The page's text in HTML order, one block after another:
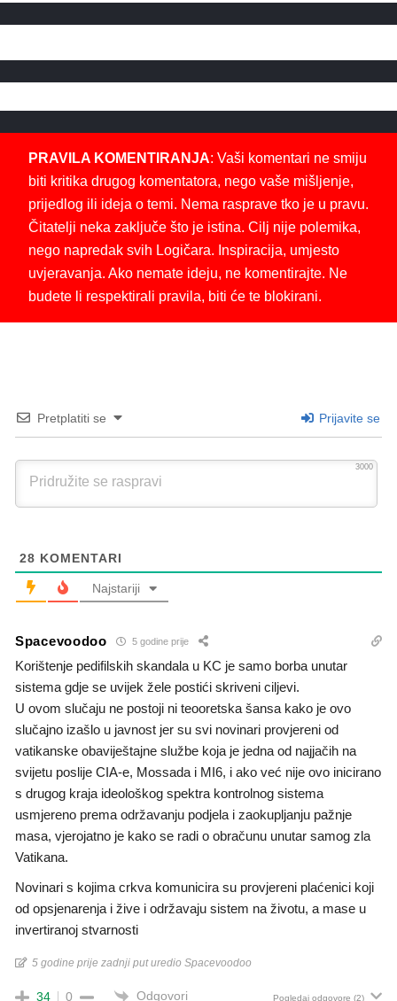
PRAVILA KOMENTIRANJA: Vaši komentari ne smiju
biti kritika drugog komentatora, nego vaše mišljenje,
prijedlog ili ideja o temi. Nema rasprave tko je u pravu.
Čitatelji neka zaključe što je istina. Cilj nije polemika,
nego napredak svih Logičara. Inspiracija, umjesto
uvjeravanja. Ako nemate ideju, ne komentirajte. Ne
budete li respektirali pravila, biti će te blokirani.
Pretplatiti se Prijavite se
3000
28 KOMENTARI
Najstariji
Spacevoodoo 5 godine prije
Korištenje pedifilskih skandala u KC je samo borba unutar
sistema gdje se uvijek žele postići skriveni ciljevi.
U ovom slučaju ne postoji ni teooretska šansa kako je ovo
slučajno izašlo u javnost jer su svi novinari provjereni od
vatikanske obaviještajne službe koja je jedna od najjačih na
svijetu poslije CIA-e, Mossada i MI6, i ako već nije ovo inicirano
s drugog kraja ideološkog spektra kontrolnog sistema
usmjereno prema održavanju podjela i zaokupljanju pažnje
masa, vjerojatno je kako se radi o obračunu unutar samog zla
Vatikana.
Novinari s kojima crkva komunicira su provjereni plaćenici koji
od opsjenarenja i žive i održavaju sistem na životu, a mase u
invertiranoj stvarnosti
5 godine prije zadnji put uredio Spacevoodoo
34 0 Odgovori Pogledaj odgovore (2)